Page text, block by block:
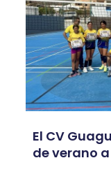
El CV
de verano